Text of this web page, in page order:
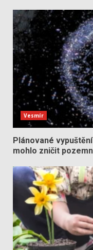
Vesmír
Plánované
mohlo zničit